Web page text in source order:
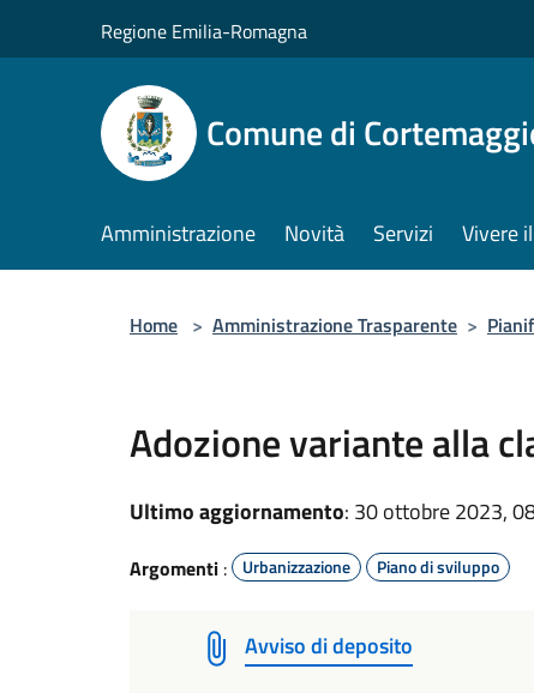
Regione Emilia-Romagna
Comune di
Amministrazione Novità Servizi Vivere
Home > Amministrazione Trasparente >
Adozione variante alla
Ultimo aggiornamento: 30 ottobre 2023,
Argomenti : Urbanizzazione Piano di sviluppo
Avviso di deposito